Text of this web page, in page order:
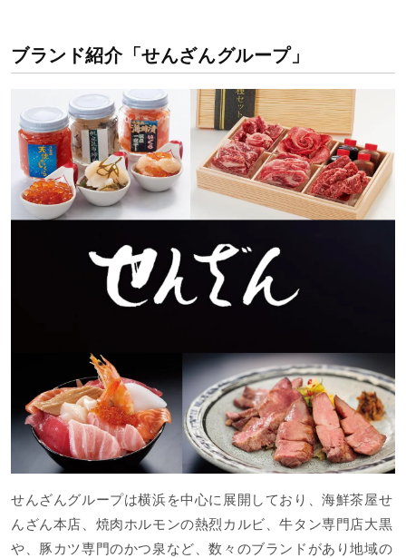
ブランド紹介「せんざんグループ」
せんざんグループは横浜を中心に展開しており、海鮮茶屋せ
んざん本店、焼肉ホルモンの熱烈カルビ、牛タン専門店大黒
や、豚カツ専門のかつ泉など、数々のブランドがあり地域の